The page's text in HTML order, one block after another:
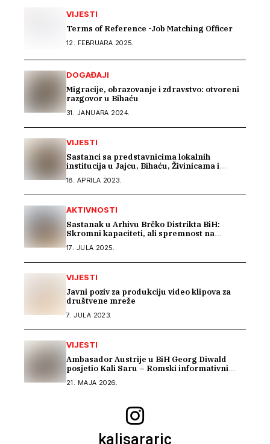
VIJESTI
Terms of Reference -Job Matching Officer
12. FEBRUARA 2025.
DOGAĐAJI
Migracije, obrazovanje i zdravstvo: otvoreni
razgovor u Bihaću
31. JANUARA 2024.
VIJESTI
Sastanci sa predstavnicima lokalnih
institucija u Jajcu, Bihaću, Živinicama i
18. APRILA 2023.
AKTIVNOSTI
Sastanak u Arhivu Brčko Distrikta BiH:
Skromni kapaciteti, ali spremnost na
Kali Sara
17. JULA 2025.
VIJESTI
Javni poziv za produkciju video klipova za
društvene mreže
7. JULA 2023.
VIJESTI
Ambasador Austrije u BiH Georg Diwald
posjetio Kali Saru – Romski informativni
21. MAJA 2026.
kalisararic